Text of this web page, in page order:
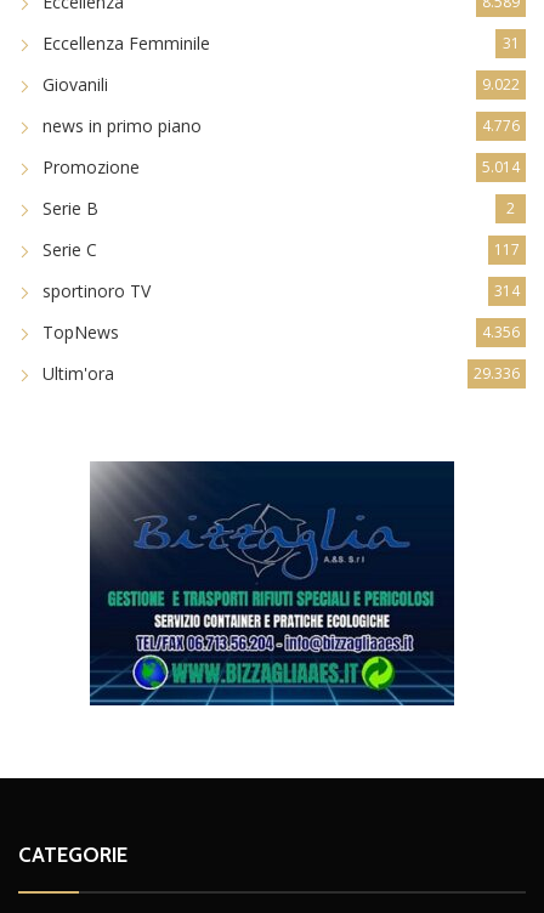
Eccellenza Femminile 31
Giovanili 9.022
news in primo piano 4.776
Promozione 5.014
Serie B 2
Serie C 117
sportinoro TV 314
TopNews 4.356
Ultim'ora 29.336
CATEGORIE